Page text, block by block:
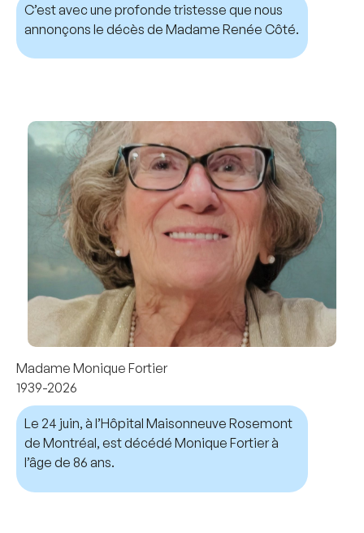
C’est avec une profonde tristesse que nous
annonçons le décès de Madame Renée Côté.
Madame Monique Fortier
1939-2026
Le 24 juin, à l’Hôpital Maisonneuve Rosemont
de Montréal, est décédé Monique Fortier à
l’âge de 86 ans.